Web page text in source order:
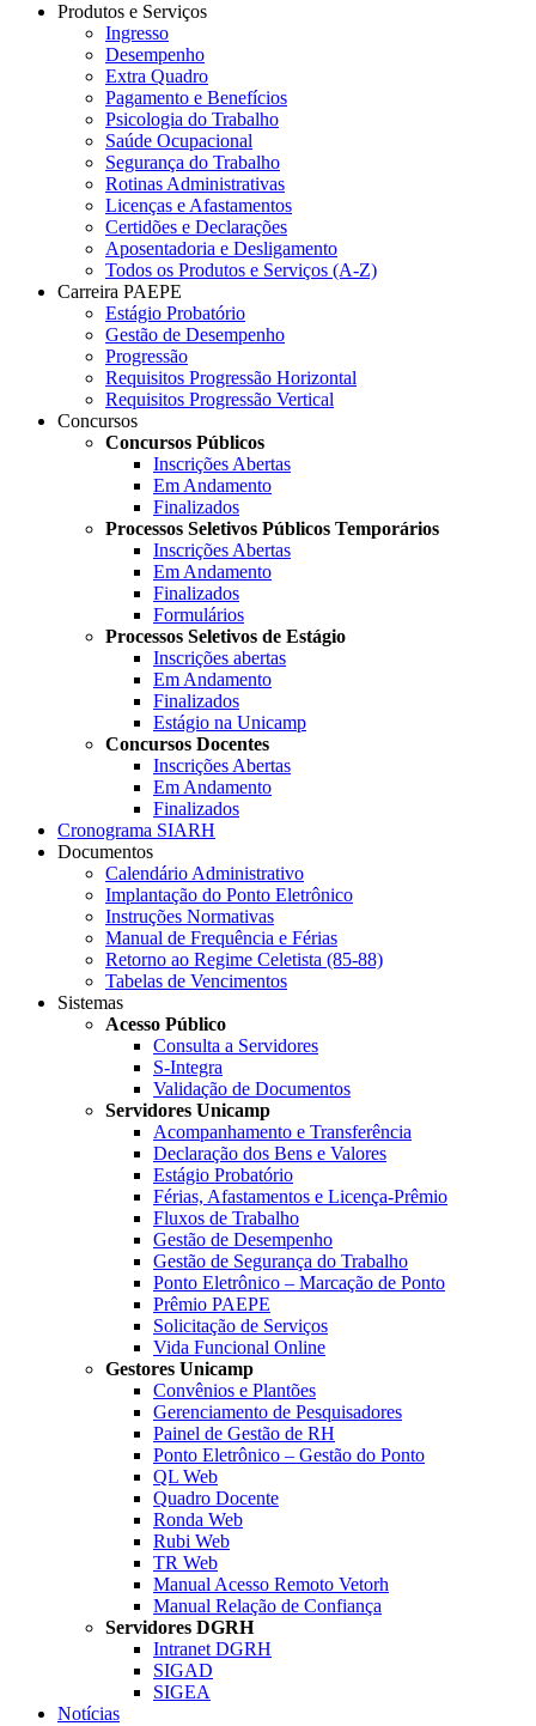
Produtos e Serviços
Ingresso
Desempenho
Extra Quadro
Pagamento e Benefícios
Psicologia do Trabalho
Saúde Ocupacional
Segurança do Trabalho
Rotinas Administrativas
Licenças e Afastamentos
Certidões e Declarações
Aposentadoria e Desligamento
Todos os Produtos e Serviços (A-Z)
Carreira PAEPE
Estágio Probatório
Gestão de Desempenho
Progressão
Requisitos Progressão Horizontal
Requisitos Progressão Vertical
Concursos
Concursos Públicos
Inscrições Abertas
Em Andamento
Finalizados
Processos Seletivos Públicos Temporários
Inscrições Abertas
Em Andamento
Finalizados
Formulários
Processos Seletivos de Estágio
Inscrições abertas
Em Andamento
Finalizados
Estágio na Unicamp
Concursos Docentes
Inscrições Abertas
Em Andamento
Finalizados
Cronograma SIARH
Documentos
Calendário Administrativo
Implantação do Ponto Eletrônico
Instruções Normativas
Manual de Frequência e Férias
Retorno ao Regime Celetista (85-88)
Tabelas de Vencimentos
Sistemas
Acesso Público
Consulta a Servidores
S-Integra
Validação de Documentos
Servidores Unicamp
Acompanhamento e Transferência
Declaração dos Bens e Valores
Estágio Probatório
Férias, Afastamentos e Licença-Prêmio
Fluxos de Trabalho
Gestão de Desempenho
Gestão de Segurança do Trabalho
Ponto Eletrônico – Marcação de Ponto
Prêmio PAEPE
Solicitação de Serviços
Vida Funcional Online
Gestores Unicamp
Convênios e Plantões
Gerenciamento de Pesquisadores
Painel de Gestão de RH
Ponto Eletrônico – Gestão do Ponto
QL Web
Quadro Docente
Ronda Web
Rubi Web
TR Web
Manual Acesso Remoto Vetorh
Manual Relação de Confiança
Servidores DGRH
Intranet DGRH
SIGAD
SIGEA
Notícias